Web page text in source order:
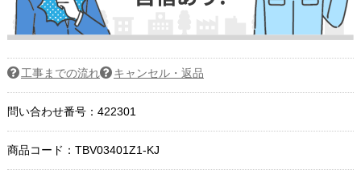
工事までの流れ キャンセル・返品
問い合わせ番号：422301
商品コード： TBV03401Z1-KJ